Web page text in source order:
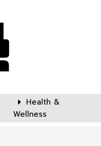
Health &
Wellness